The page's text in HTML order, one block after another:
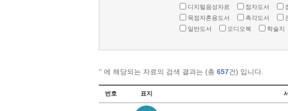
디지털음성자료
점자도서
묵점자혼용도서
촉각도서
일반도서
오디오북 학술지
'' 에 해당되는 자료의 검색 결과는 (총 657건) 입니다.
번호 표지